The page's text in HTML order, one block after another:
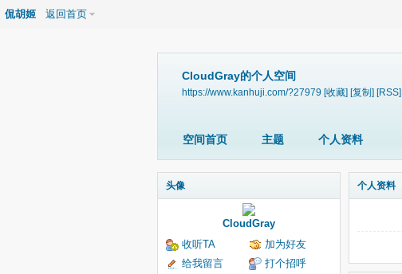
侃胡姬 返回首页
CloudGray的个人空间
https://www.kanhuji.com/?27979 [收藏] [复制] [RSS]
空间首页 主题 个人资料
头像
CloudGray
收听TA
加为好友
给我留言
打个招呼
个人资料